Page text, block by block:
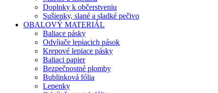
Doplnky k občerstveniu
Sušienky, slané a sladké pečivo
OBALOVÝ MATERIÁL
Baliace pásky
Odvíjače lepiacich pások
Krepové lepiace pásky
Baliaci papier
Bezpečnostné plomby
Bublinková fólia
Lepenky